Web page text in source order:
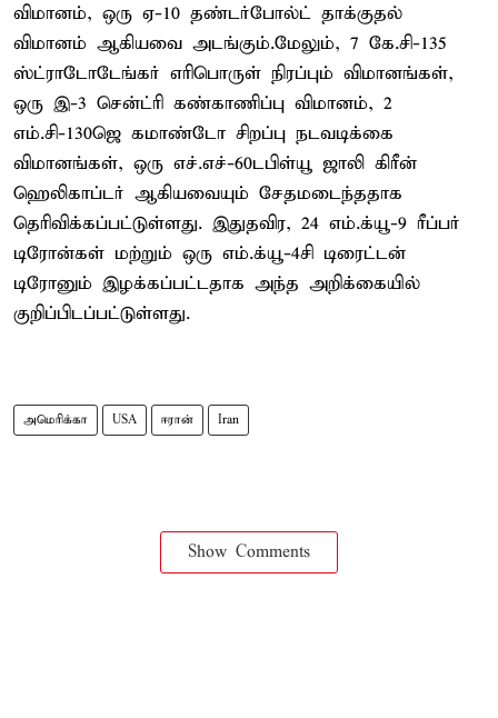
விமானம், ஒரு ஏ-10 தண்டர்போல்ட் தாக்குதல்
விமானம் ஆகியவை அடங்கும்.மேலும், 7 கே.சி-135
ஸ்ட்ராடோடேங்கர் எரிபொருள் நிரப்பும் விமானங்கள்,
ஒரு இ-3 சென்ட்ரி கண்காணிப்பு விமானம், 2
எம்.சி-130ஜெ கமாண்டோ சிறப்பு நடவடிக்கை
விமானங்கள், ஒரு எச்.எச்-60டபிள்யூ ஜாலி கிரீன்
ஹெலிகாப்டர் ஆகியவையும் சேதமடைந்ததாக
தெரிவிக்கப்பட்டுள்ளது. இதுதவிர, 24 எம்.க்யூ-9 ரீப்பர்
டிரோன்கள் மற்றும் ஒரு எம்.க்யூ-4சி டிரைட்டன்
டிரோனும் இழக்கப்பட்டதாக அந்த அறிக்கையில்
குறிப்பிடப்பட்டுள்ளது.
அமெரிக்கா USA ஈரான் Iran
Show Comments